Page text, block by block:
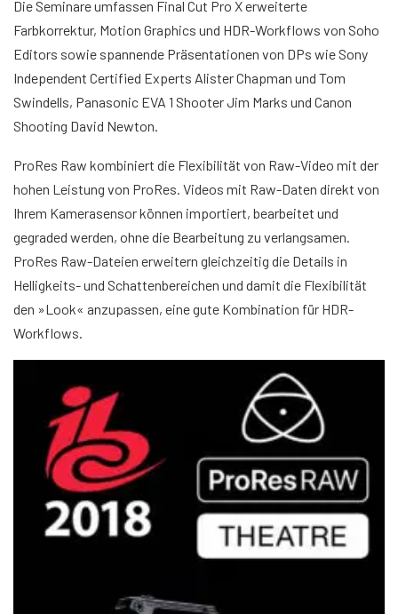
Die Seminare umfassen Final Cut Pro X erweiterte
Farbkorrektur, Motion Graphics und HDR-Workflows von Soho
Editors sowie spannende Präsentationen von DPs wie Sony
Independent Certified Experts Alister Chapman und Tom
Swindells, Panasonic EVA 1 Shooter Jim Marks und Canon
Shooting David Newton.
ProRes Raw kombiniert die Flexibilität von Raw-Video mit der
hohen Leistung von ProRes. Videos mit Raw-Daten direkt von
Ihrem Kamerasensor können importiert, bearbeitet und
gegraded werden, ohne die Bearbeitung zu verlangsamen.
ProRes Raw-Dateien erweitern gleichzeitig die Details in
Helligkeits- und Schattenbereichen und damit die Flexibilität
den »Look« anzupassen, eine gute Kombination für HDR-
Workflows.